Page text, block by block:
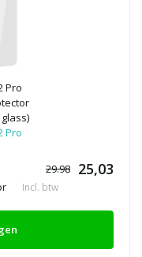
Pro
Pro
29.98 25,03
Incl. btw